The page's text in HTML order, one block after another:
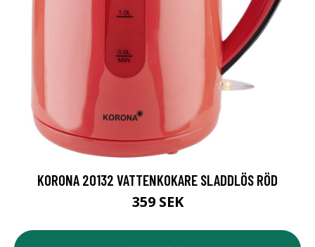
KORONA 20132 VATTENKOKARE SLADDLÖS RÖD
359 SEK